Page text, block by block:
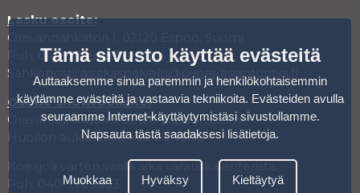
Lasku osoite:
Oravannahkatori 1, 02120 Espoo, Suomi
Puh. 040-7709853
Sähköposti:
asiakaspalvelu@pyora-asiantuntija.fi
Osoite showroomille:
Oravannahkatori 1, 02120 Espoo, Suomi
Huollon aukioloajat MA-PE 10-18
Koeajoa varten varaa aika varauskalenterista.
Puh. 040-7709853
Tämä sivusto käyttää evästeitä
Auttaaksemme sinua paremmin ja henkilökohtaisemmin
käytämme evästeitä ja vastaavia tekniikoita. Evästeiden avulla
seuraamme Internet-käyttäytymistäsi sivustollamme.
Napsauta tästä saadaksesi lisätietoja.
Muokkaa Hyväksy Kieltäytyä